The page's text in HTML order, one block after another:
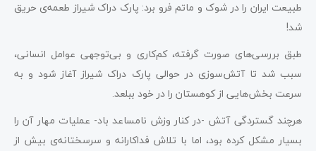
طبیعت ایران را در شوک و ماتم فرو برد: پارک دراک شیراز طعمه‌ی حریق
شد!
طبق بررسی‌های صورت گرفته، کم‌کاری و بی‌توجهی عوامل انسانی،
سبب شد تا آتش‌سوزی در حوالی پارک دراک شیراز آغاز شود و به
سرعت بخش‌هایی از کوهستان را در خود ببلعد.
هرچند گستردگی آتش -در کنار وزش نامساعد باد- عملیات مهار آن را
بسیار مشکل کرده بود، اما با تلاش فداکارانه و سرسختانه‌ی بیش از